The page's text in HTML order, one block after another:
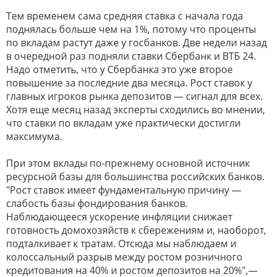
Тем временем сама средняя ставка с начала года
поднялась больше чем на 1%, потому что проценты
по вкладам растут даже у госбанков. Две недели назад
в очередной раз подняли ставки Сбербанк и ВТБ 24.
Надо отметить, что у Сбербанка это уже второе
повышение за последние два месяца. Рост ставок у
главных игроков рынка депозитов — сигнал для всех.
Хотя еще месяц назад эксперты сходились во мнении,
что ставки по вкладам уже практически достигли
максимума.
При этом вклады по-прежнему основной источник
ресурсной базы для большинства российских банков.
"Рост ставок имеет фундаментальную причину —
слабость базы фондирования банков.
Наблюдающееся ускорение инфляции снижает
готовность домохозяйств к сбережениям и, наоборот,
подталкивает к тратам. Отсюда мы наблюдаем и
колоссальный разрыв между ростом розничного
кредитования на 40% и ростом депозитов на 20%",—